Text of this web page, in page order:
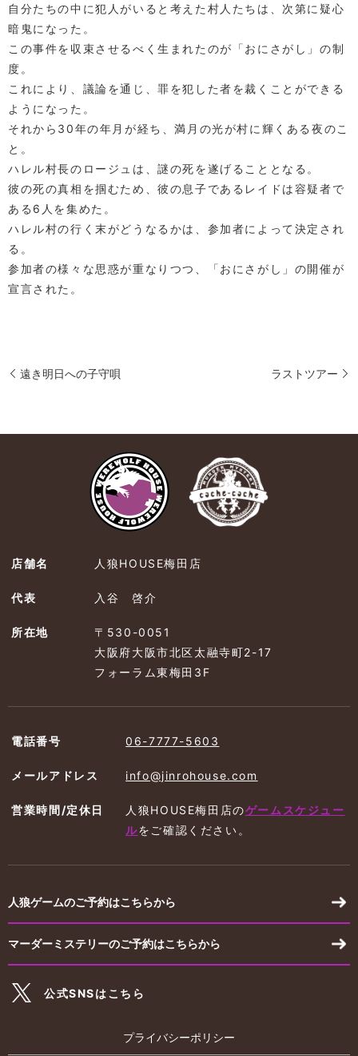
自分たちの中に犯人がいると考えた村人たちは、次第に疑心
暗鬼になった。
この事件を収束させるべく生まれたのが「おにさがし」の制
度。
これにより、議論を通じ、罪を犯した者を裁くことができる
ようになった。
それから30年の年月が経ち、満月の光が村に輝くある夜のこ
と。
ハレル村長のロージュは、謎の死を遂げることとなる。
彼の死の真相を掴むため、彼の息子であるレイドは容疑者で
ある6人を集めた。
ハレル村の行く末がどうなるかは、参加者によって決定され
る。
参加者の様々な思惑が重なりつつ、「おにさがし」の開催が
宣言された。
遠き明日への子守唄 ラストツアー
店舗名 人狼HOUSE梅田店
代表 入谷 啓介
所在地
〒530-0051
大阪府大阪市北区太融寺町2-17
フォーラム東梅田3F
電話番号 06-7777-5603
メールアドレス info@jinrohouse.com
営業時間/定休日 人狼HOUSE梅田店のゲームスケジュー
ルを ご確認ください。
人狼ゲームのご予約はこちらから
マーダーミステリーのご予約はこちらから
公式SNSはこちら
プライバシーポリシー